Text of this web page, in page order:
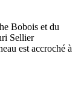
Bobois et du
Sellier
est accroché à